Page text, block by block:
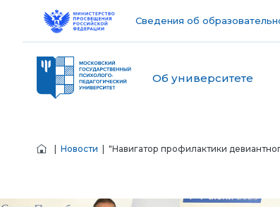
Сведения об
Об университете
Новости | "Навигатор профилактики